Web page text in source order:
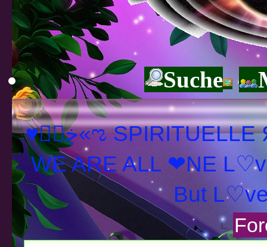
Suche
♥ڿڰۣ«ಌ SPIRITUELLE Я Ξ √ Ω L U T ↑ ☼ N - Forum -
WE ARE ALL ❤NE